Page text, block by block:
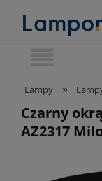
Lampy »
Czarny
AZ2317